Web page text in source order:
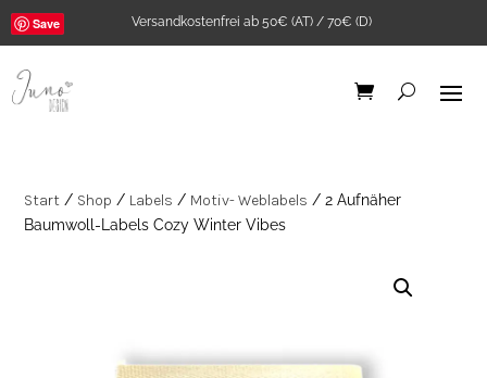
Versandkostenfrei ab 50€ (AT) / 70€ (D)
Save
Start / Shop / Labels / Motiv- Weblabels / 2 Aufnäher
Baumwoll-Labels Cozy Winter Vibes
5,90€ ADD